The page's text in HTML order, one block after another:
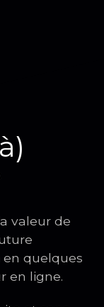
valeur de
en quelques
en ligne.